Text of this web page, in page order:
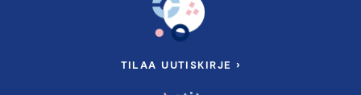
TILAA UUTISKIRJE ›